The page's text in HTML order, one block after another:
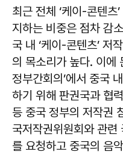
최근 전체 ‘케이-콘텐츠
지하는 비중은 점차 감
국 내 ‘케이-콘텐츠’ 저
의 목소리가 높다. 이에
정부간회의’에서 중국
하기 위해 판권국과 협
등 중국 정부의 저작권
국저작권위원회와 관련
를 요청하고 중국의 음